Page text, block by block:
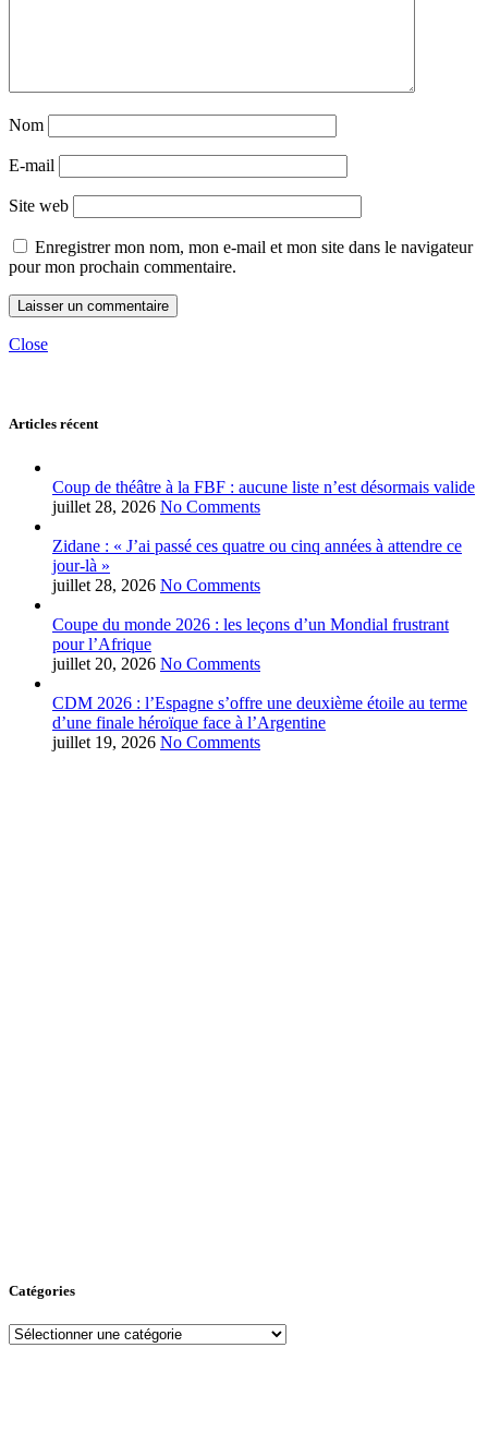
Nom
E-mail
Site web
Enregistrer mon nom, mon e-mail et mon site dans le navigateur
pour mon prochain commentaire.
Close
Articles récent
Coup de théâtre à la FBF : aucune liste n’est désormais valide
juillet 28, 2026 No Comments
Zidane : « J’ai passé ces quatre ou cinq années à attendre ce
jour-là »
juillet 28, 2026 No Comments
Coupe du monde 2026 : les leçons d’un Mondial frustrant
pour l’Afrique
juillet 20, 2026 No Comments
CDM 2026 : l’Espagne s’offre une deuxième étoile au terme
d’une finale héroïque face à l’Argentine
juillet 19, 2026 No Comments
Catégories